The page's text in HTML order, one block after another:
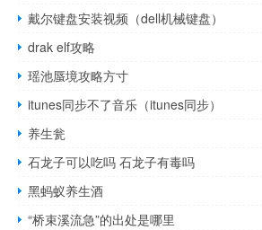
戴尔键盘安装视频（dell机械键盘）
drak elf攻略
瑶池蜃境攻略方寸
itunes同步不了音乐（itunes同步）
养生瓮
石龙子可以吃吗 石龙子有毒吗
黑蚂蚁养生酒
“桥束溪流急”的出处是哪里